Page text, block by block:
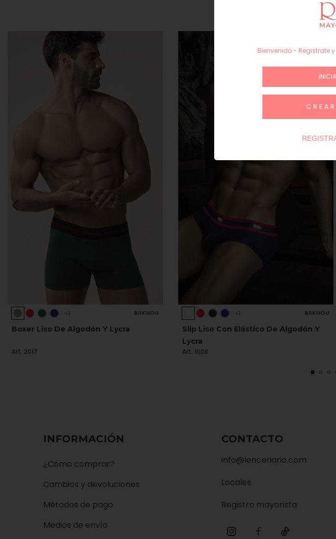
+1 BAKHOU
Boxer Liso De Algodón Y Lycra
Art. 2017
+1 BAKHOU
Slip Liso Con Elástico De Algodón Y
Lycra
Art. 1008
INFORMACIÓN
¿Cómo comprar?
Cambios y devoluciones
Métodos de pago
Medios de envío
CONTACTO
info@lenceriario.com
Locales
Registro mayorista
Bienvenido - Registrate